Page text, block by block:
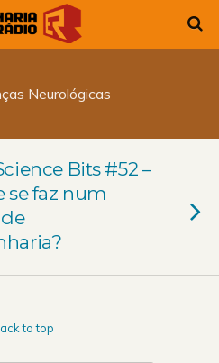
Neurológicas
Bits #52 –
se faz num
to top